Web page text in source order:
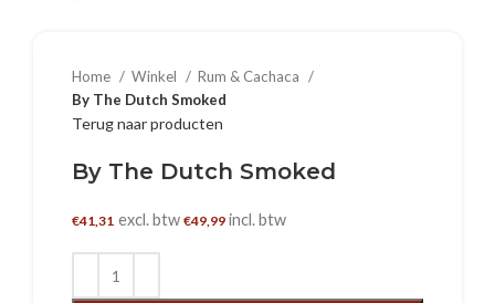
Home Winkel
Rum & Cachaca
By The Dutch Smoked
Terug naar producten
By The Dutch Smoked
€41,31 excl. btw €49,99 incl. btw